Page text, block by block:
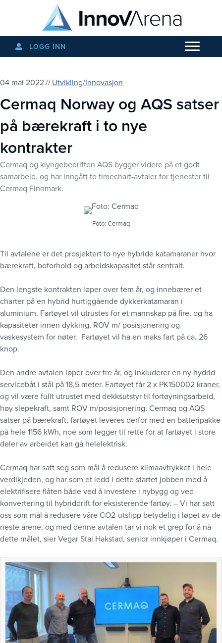
LOGG INN
04 mai 2022// Utvikling/Innovasjon
Cermaq Norway og AQS satser
på bærekraft i to nye
kontrakter
Cermaq og klyngebedriften AQS bygger videre på et godt
samarbeid, og har inngått to timechart-avtaler for tjenester til
Cermaq Finnmark.
Foto: Cermaq
Til avtalene er det prosjektert to nye hybride katamaraner hvor
bærekraft, boforhold og arbeidskapasitet står sentralt.
Den lengste kontrakten løper over fem år, og innebærer et
charter på en hybrid hurtiggående dykkerkatamaran i
aluminium. Fartøyet vil utrustes for et mannskap på fire, og ha
kapasiteter innen dykking, ROV m/ posisjonering og
vaskesystem for nøter. Fartøyet vil ha en maks fart på ca. 26
knop.
Den andre avtalen løper over tre år, og inkluderer en ny hydrid
servicebåt i stål på 18,5 meter. Fartøyet får 2 x PK150002 kraner,
og vil være fullt utrustet med dekksutstyr til fortøyningsarbeid,
høy slepekraft, samt ROV m/posisjonering. Cermaq og AQS
satser på bærekraft, fartøyet leveres derfor med en batteripakke
på hele 1156 kWh, noe som legger til rette for at fartøyet i store
deler av arbeidet kan gå helelektrisk.
Cermaq har satt seg som mål å redusere klimaavtrykket i hele
verdikjeden, og har som et ledd i dette startet jobben med å
elektrifisere flåten både ved å investere i nybygg og ved
konvertering til hybriddrift for eksisterende fartøy. – Vi har satt
oss som mål å redusere våre CO2-utslipp betydelig i løpet av de
neste årene, og med denne avtalen tar vi nok et grep for å nå
dette målet, sier Vegar Stai Hakstad, senior innkjøper i Cermaq.